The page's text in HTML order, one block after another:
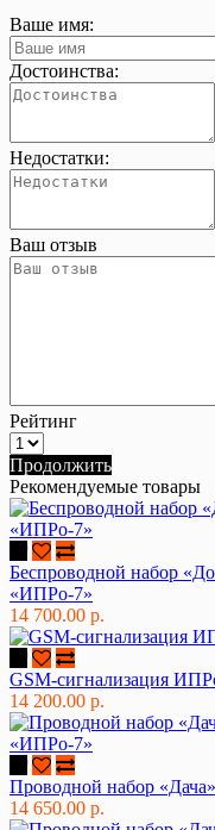
Ваше имя:
Достоинства:
Недостатки:
Ваш отзыв
Рейтинг
Продолжить
Рекомендуемые товары
Беспроводной набор
«ИПРо-7»
14 700.00 р.
GSM-сигнализация
14 200.00 р.
Проводной набор
14 650.00 р.